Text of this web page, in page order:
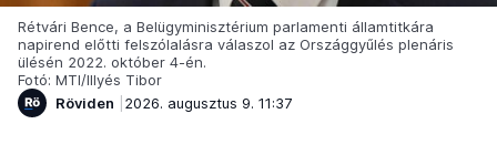
Rétvári Bence, a Belügyminisztérium parlamenti államtitkára
napirend előtti felszólalásra válaszol az Országgyűlés plenáris
ülésén 2022. október 4-én.
Fotó: MTI/Illyés Tibor
Röviden
2026. augusztus 9. 11:37